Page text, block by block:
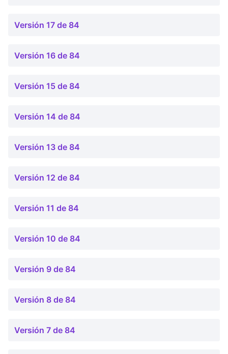
Versión 17 de 84
Versión 16 de 84
Versión 15 de 84
Versión 14 de 84
Versión 13 de 84
Versión 12 de 84
Versión 11 de 84
Versión 10 de 84
Versión 9 de 84
Versión 8 de 84
Versión 7 de 84